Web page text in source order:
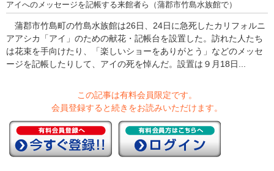
アイへのメッセージを記帳する来館者ら（蒲郡市竹島水族館で）
蒲郡市竹島町の竹島水族館は26日、24日に急死したカリフォルニ
アアシカ「アイ」のための献花・記帳台を設置した。訪れた人たち
は花束を手向けたり、「楽しいショーをありがとう」などのメッセ
ージを記帳したりして、アイの死を悼んだ。設置は９月18日...
この記事は有料会員限定です。
会員登録すると続きをお読みいただけます。